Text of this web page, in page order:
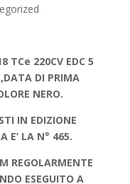
TCe 220CV EDC 5
DI PRIMA
NERO.
IN EDIZIONE
E’ LA N° 465.
REGOLARMENTE
ESEGUITO A